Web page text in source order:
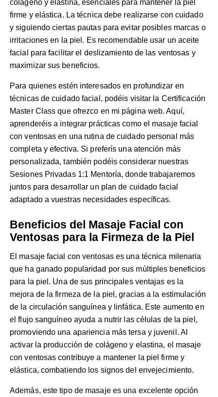
colágeno y elastina, esenciales para mantener la piel
firme y elástica. La técnica debe realizarse con cuidado
y siguiendo ciertas pautas para evitar posibles marcas o
irritaciones en la piel. Es recomendable usar un aceite
facial para facilitar el deslizamiento de las ventosas y
maximizar sus beneficios.
Para quienes estén interesados en profundizar en
técnicas de cuidado facial, podéis visitar la Certificación
Master Class que ofrezco en mi página web. Aquí,
aprenderéis a integrar prácticas como el masaje facial
con ventosas en una rutina de cuidado personal más
completa y efectiva. Si preferís una atención más
personalizada, también podéis considerar nuestras
Sesiones Privadas 1:1 Mentoría, donde trabajaremos
juntos para desarrollar un plan de cuidado facial
adaptado a vuestras necesidades específicas.
Beneficios del Masaje Facial con
Ventosas para la Firmeza de la Piel
El masaje facial con ventosas es una técnica milenaria
que ha ganado popularidad por sus múltiples beneficios
para la piel. Una de sus principales ventajas es la
mejora de la firmeza de la piel, gracias a la estimulación
de la circulación sanguínea y linfática. Este aumento en
el flujo sanguíneo ayuda a nutrir las células de la piel,
promoviendo una apariencia más tersa y juvenil. Al
activar la producción de colágeno y elastina, el masaje
con ventosas contribuye a mantener la piel firme y
elástica, combatiendo los signos del envejecimiento.
Además, este tipo de masaje es una excelente opción